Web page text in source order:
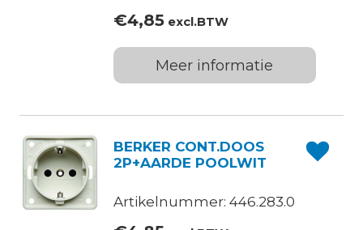
€4,85excl.BTW
Meer informatie
BERKER CONT.DOOS
2P+AARDE POOLWIT
Artikelnummer: 446.283.0